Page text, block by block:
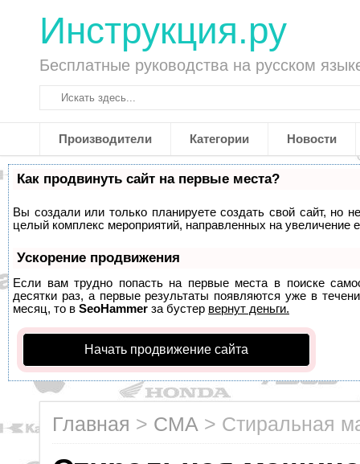
Инструкция.ру
Бесплатные руководства на русском
Производители Категории Новости
Как продвинуть сайт на первые места?
Вы создали или только планируете создать свой сайт, но
целый комплекс мероприятий, направленных на увеличение
Ускорение продвижения
Если вам трудно попасть на первые места в поиске
десятки раз, а первые результаты появляются уже в
месяц, то в SeoHammer за бустер вернут деньги.
Начать продвижение сайта
Главная > СМА > Стиральная